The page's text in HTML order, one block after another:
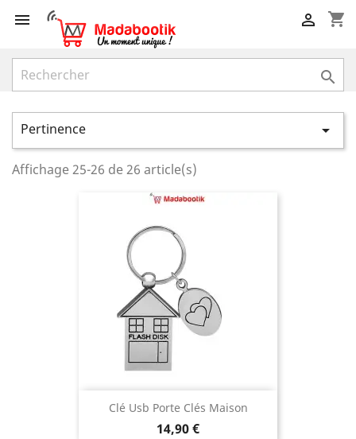
 shopping_cart


Pertinence 
Affichage 25-26 de 26 article(s)
Clé Usb Porte Clés Maison
Prix
14,90 €